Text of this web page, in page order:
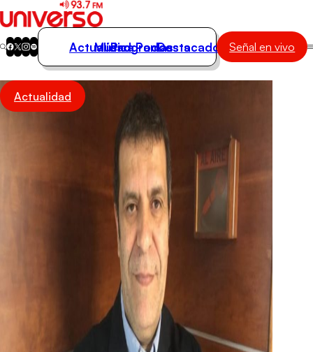
Actualidad
Música
Actualidad
Música
Programas
Podcasts
Destacados Señal en vivo
Actualidad